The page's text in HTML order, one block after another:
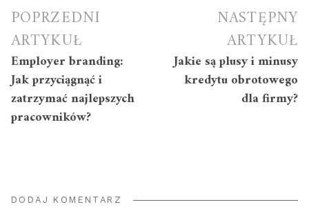
Nawigacja
wpisu
POPRZEDNI
ARTYKUŁ
Employer branding:
Jak przyciągnąć i
zatrzymać najlepszych
pracowników?
NASTĘPNY
ARTYKUŁ
Jakie są plusy i minusy
kredytu obrotowego
dla firmy?
DODAJ KOMENTARZ